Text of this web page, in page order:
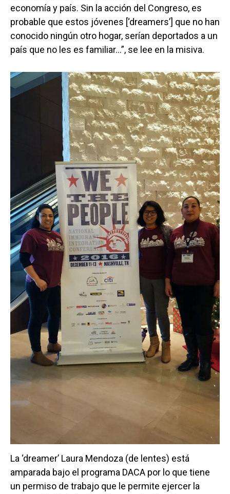
economía y país. Sin la acción del Congreso, es
probable que estos jóvenes [‘dreamers’] que no han
conocido ningún otro hogar, serían deportados a un
país que no les es familiar…”, se lee en la misiva.
La ‘dreamer’ Laura Mendoza (de lentes) está
amparada bajo el programa DACA por lo que tiene
un permiso de trabajo que le permite ejercer la